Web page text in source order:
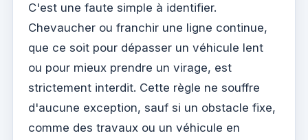
C'est une faute simple à identifier.
Chevaucher ou franchir une ligne continue,
que ce soit pour dépasser un véhicule lent
ou pour mieux prendre un virage, est
strictement interdit. Cette règle ne souffre
d'aucune exception, sauf si un obstacle fixe,
comme des travaux ou un véhicule en